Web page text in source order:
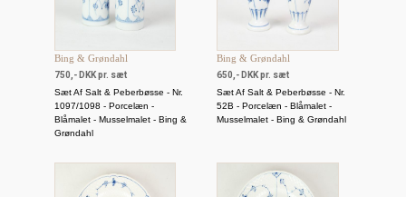
Bing & Grøndahl
750,- DKK pr. sæt
Sæt Af Salt & Peberbøsse - Nr.
1097/1098 - Porcelæn -
Blåmalet - Musselmalet - Bing &
Grøndahl
Bing & Grøndahl
650,- DKK pr. sæt
Sæt Af Salt & Peberbøsse - Nr.
52B - Porcelæn - Blåmalet -
Musselmalet - Bing & Grøndahl